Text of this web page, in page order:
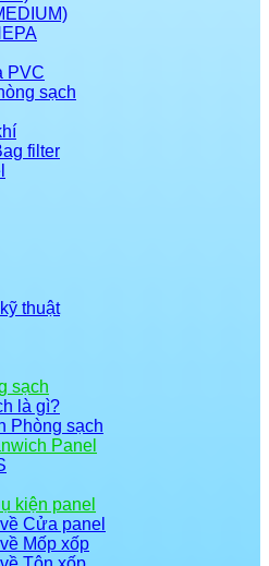
PVC
sạch
filter
thuật
sạch
là gì?
Phòng sạch
Panel
kiện panel
Cửa panel
Mốp xốp